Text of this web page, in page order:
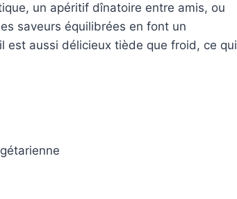
un apéritif dînatoire entre amis, ou
saveurs équilibrées en font un
est aussi délicieux tiède que froid, ce qui